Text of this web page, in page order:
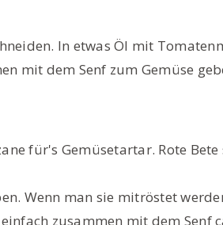
In etwas Öl mit
mit dem Senf zum Gemüse
für's Gemüsetartar. Rote
Wenn man sie mitröstet
zusammen mit dem Senf